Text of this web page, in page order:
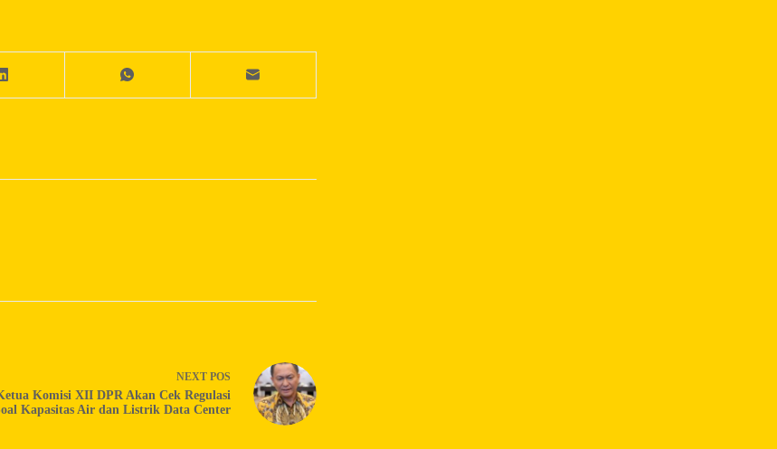
NEXT POS
Komisi XII DPR Akan Cek Regulasi
Kapasitas Air dan Listrik Data Center